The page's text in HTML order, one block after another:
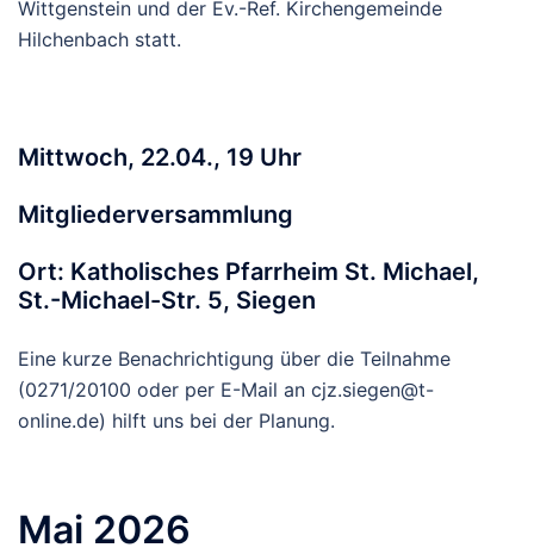
Wittgenstein und der Ev.-Ref. Kirchengemeinde
Hilchenbach statt.
Mittwoch, 22.04., 19 Uhr
Mitgliederversammlung
Ort: Katholisches Pfarrheim St. Michael,
St.-Michael-Str. 5, Siegen
Eine kurze Benachrichtigung über die Teilnahme
(0271/20100 oder per E-Mail an cjz.siegen@t-
online.de) hilft uns bei der Planung.
Mai 2026